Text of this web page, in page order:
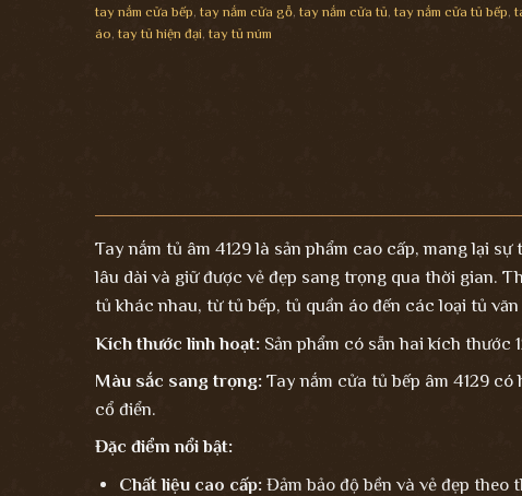
tay nắm cửa bếp, tay nắm cửa gỗ, tay nắm cửa tủ, tay nắm cửa tủ bếp,
áo, tay tủ hiện đại, tay tủ núm
Tay nắm tủ âm 4129 là sản phẩm cao cấp, mang lại
lâu dài và giữ được vẻ đẹp sang trọng qua thời gian.
tủ khác nhau, từ tủ bếp, tủ quần áo đến các loại tủ văn
Kích thước linh hoạt: Sản phẩm có sẵn hai kích thước
Màu sắc sang trọng: Tay nắm cửa tủ bếp âm 4129 có
cổ điển.
Đặc điểm nổi bật:
Chất liệu cao cấp:Đảm bảo độ bền và vẻ đẹp theo